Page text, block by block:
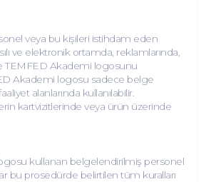
veya bu kişileri istihdam eden
ve elektronik ortamda, reklamlarında,
TEMFED Akademi logosunu
Akademi logosu sadece belge
alanlarında kullanılabilir.
kartvizitlerinde veya ürün üzerinde
kullanan belgelendirilmiş personel
bu prosedürde belirtilen tüm kuralları